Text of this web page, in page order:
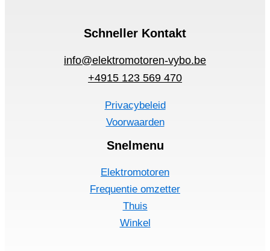
Schneller Kontakt
info@elektromotoren-vybo.be
+4915 123 569 470
Privacybeleid
Voorwaarden
Snelmenu
Elektromotoren
Frequentie omzetter
Thuis
Winkel